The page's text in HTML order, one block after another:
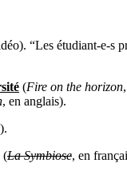
“Les étudiant-e-s
(Fire on the horizon
, en anglais).
).
(La Symbiose, en frança